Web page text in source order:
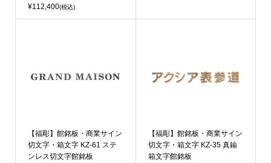
¥112,400(税込)
【福彫】館銘板・商業サイン
切文字・箱文字 KZ-61 ステ
ンレス切文字館銘板
【福彫】館銘板・商業サイン
切文字・箱文字 KZ-35 真鍮
箱文字館銘板